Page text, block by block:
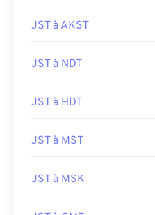
JST à AKST
JST à NDT
JST à HDT
JST à MST
JST à MSK